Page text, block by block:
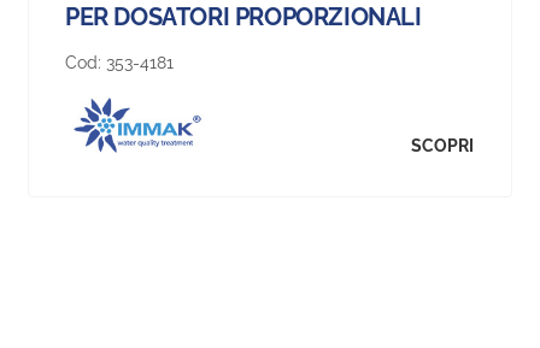
PER DOSATORI PROPORZIONALI
Cod: 353-4181
SCOPRI